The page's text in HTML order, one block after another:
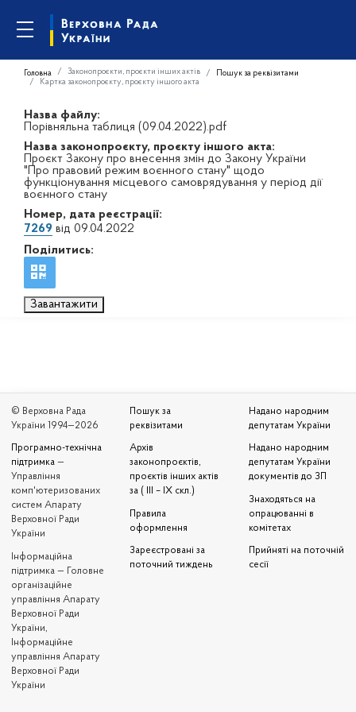
Головна Законопроєкти, проєкти інших актів
Пошук за реквізитами
Картка законопроєкту, проєкту іншого акта
Назва файлу:
Порівняльна таблиця (09.04.2022).pdf
Назва законопроєкту, проєкту іншого акта:
Проєкт Закону про внесення змін до Закону України
"Про правовий режим воєнного стану" щодо
функціонування місцевого самоврядування у період дії
воєнного стану
Номер, дата реєстрації:
7269 від 09.04.2022
Поділитись:
Завантажити
© Верховна Рада
України 1994—2026
Програмно-технічна
підтримка —
Управління
комп'ютеризованих
систем Апарату
Верховної Ради
України
Iнформаційна
підтримка — Головне
організаційне
управління Апарату
Верховної Ради
України,
Інформаційне
управління Апарату
Верховної Ради
України
Пошук за
реквізитами
Архів
законопроєктів,
проєктів інших актів
за ( III – IX скл.)
Правила
оформлення
Зареєстровані за
поточний тиждень
Надано народним
депутатам України
Надано народним
депутатам України
документів до ЗП
Знаходяться на
опрацюванні в
комітетах
Прийняті на поточній
сесії